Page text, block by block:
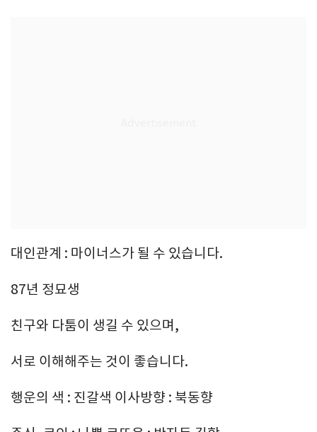
대인관계 : 마이너스가 될 수 있습니다.
87년 정묘생
친구와 다툼이 생길 수 있으며,
서로 이해해주는 것이 좋습니다.
행운의 색 : 진갈색 이사방향 : 북동향